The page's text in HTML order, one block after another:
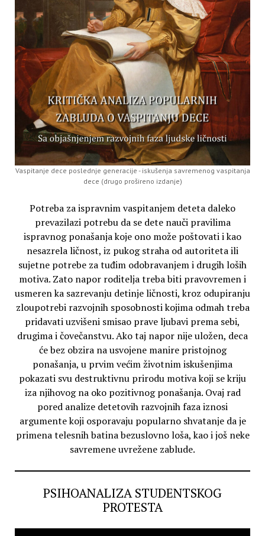
Vaspitanje dece poslednje generacije - iskušenja savremenog vaspitanja
dece (drugo prošireno izdanje)
Potreba za ispravnim vaspitanjem deteta daleko
prevazilazi potrebu da se dete nauči pravilima
ispravnog ponašanja koje ono može poštovati i kao
nesazrela ličnost, iz pukog straha od autoriteta ili
sujetne potrebe za tuđim odobravanjem i drugih loših
motiva. Zato napor roditelja treba biti pravovremen i
usmeren ka sazrevanju detinje ličnosti, kroz odupiranju
zloupotrebi razvojnih sposobnosti kojima odmah treba
pridavati uzvišeni smisao prave ljubavi prema sebi,
drugima i čovečanstvu. Ako taj napor nije uložen, deca
će bez obzira na usvojene manire pristojnog
ponašanja, u prvim većim životnim iskušenjima
pokazati svu destruktivnu prirodu motiva koji se kriju
iza njihovog na oko pozitivnog ponašanja. Ovaj rad
pored analize detetovih razvojnih faza iznosi
argumente koji osporavaju popularno shvatanje da je
primena telesnih batina bezuslovno loša, kao i još neke
savremene uvrežene zablude.
PSIHOANALIZA STUDENTSKOG
PROTESTA